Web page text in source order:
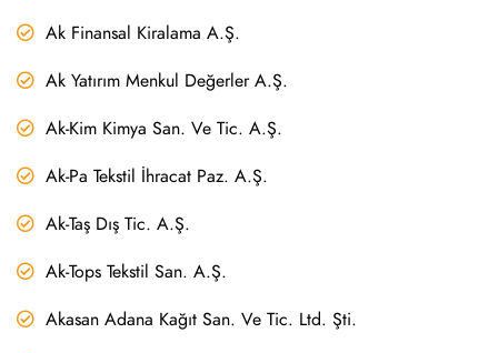
Ak Finansal Kiralama A.Ş.
Ak Yatırım Menkul Değerler A.Ş.
Ak-Kim Kimya San. Ve Tic. A.Ş.
Ak-Pa Tekstil İhracat Paz. A.Ş.
Ak-Taş Dış Tic. A.Ş.
Ak-Tops Tekstil San. A.Ş.
Akasan Adana Kağıt San. Ve Tic. Ltd. Şti.